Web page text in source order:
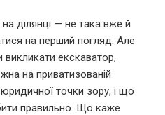
ділянці — не така вже й
на перший погляд. Але
екскаватор,
на приватизованій
точки зору, і що
правильно. Що каже